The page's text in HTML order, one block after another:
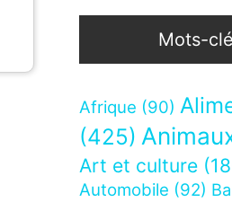
Mots-
Afrique (90)
(425)
Art et culture
Automobile (92)